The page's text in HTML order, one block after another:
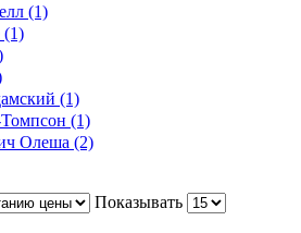
(1)
(1)
(1)
(1)
Олеша (2)
Показывать